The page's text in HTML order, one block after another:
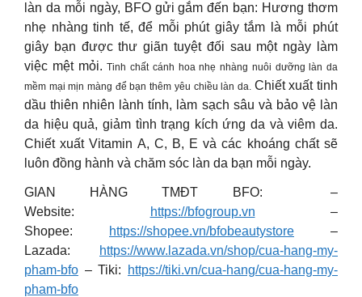
làn da mỗi ngày, BFO gửi gắm đến bạn: Hương thơm
nhẹ nhàng tinh tế, để mỗi phút giây tắm là mỗi phút
giây bạn được thư giãn tuyệt đối sau một ngày làm
việc mệt mỏi.Tinh chất cánh hoa nhẹ nhàng nuôi dưỡng làn da
mềm mại mịn màng để bạn thêm yêu chiều làn da. Chiết xuất tinh
dầu thiên nhiên lành tính, làm sạch sâu và bảo vệ làn
da hiệu quả, giảm tình trạng kích ứng da và viêm da.
Chiết xuất Vitamin A, C, B, E và các khoáng chất sẽ
luôn đồng hành và chăm sóc làn da bạn mỗi ngày.
GIAN HÀNG TMĐT BFO: –
Website:
https://bfogroup.vn –
Shopee:
https://shopee.vn/bfobeautystore –
Lazada:
https://www.lazada.vn/shop/cua-hang-my-
pham-bfo – Tiki:
https://tiki.vn/cua-hang/cua-hang-my-
pham-bfo